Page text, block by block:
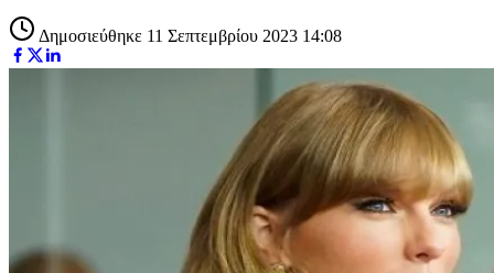
Δημοσιεύθηκε 11 Σεπτεμβρίου 2023 14:08